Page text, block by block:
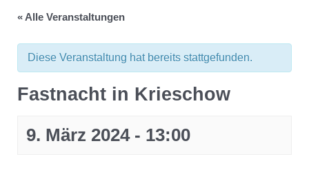
« Alle Veranstaltungen
Diese Veranstaltung hat bereits stattgefunden.
Fastnacht in Krieschow
9. März 2024 - 13:00